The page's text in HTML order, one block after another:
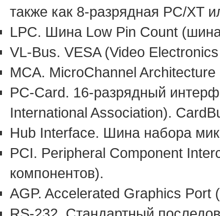
также как 8-разрядная PC/XT
LPC. Шина Low Pin Count
VL-Bus. VESA (Video
MCA. MicroChannel
PC-Card. 16-разрядный
International Association).
Hub Interface. Шина набора
PCI. Peripheral Component
компонентов).
AGP. Accelerated Graphics Port